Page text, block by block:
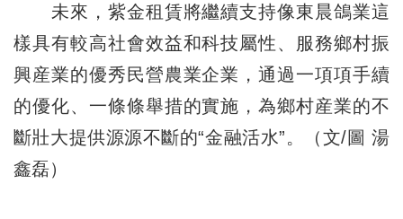
未來，紫金租賃將繼續支持像東晨鴿業這
樣具有較高社會效益和科技屬性、服務鄉村振
興産業的優秀民營農業企業，通過一項項手續
的優化、一條條舉措的實施，為鄉村産業的不
斷壯大提供源源不斷的“金融活水”。（文/圖 湯
鑫磊）